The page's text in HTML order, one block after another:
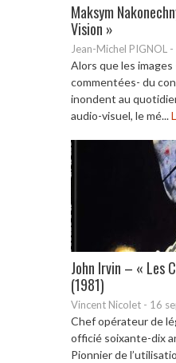
Maksym
Vision »
Jean-Michel PIGNOL -
Alors que les
commentées- du
inondent au
audio-visuel, le mé...
John Irvin – « Les
(1981)
Vincent Nicolet - 16
Chef opérateur de
officié soixante-dix
Pionnier de